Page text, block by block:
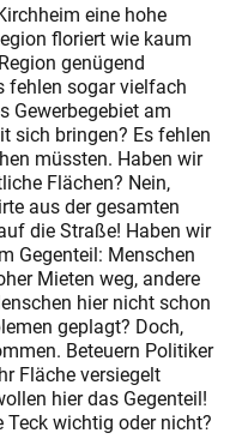
eine hohe
floriert wie kaum
genügend
fehlen sogar vielfach
Gewerbegebiet am
sich bringen? Es fehlen
müssten. Haben wir
Flächen? Nein,
aus der gesamten
die Straße! Haben wir
Gegenteil: Menschen
Mieten weg, andere
hier nicht schon
geplagt? Doch,
Beteuern Politiker
Fläche versiegelt
hier das Gegenteil!
wichtig oder nicht?